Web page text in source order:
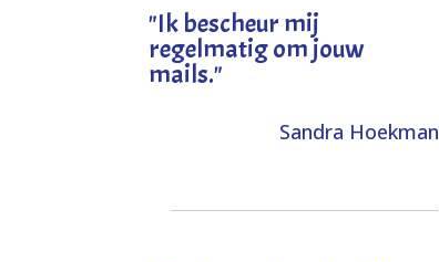
"Ik bescheur mij
regelmatig om jouw
mails."
Sandra Hoekman